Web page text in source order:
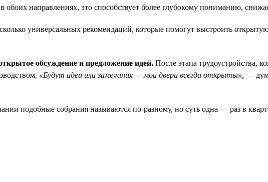
направлениях, это способствует более глубокому пониманию,
универсальных рекомендаций, которые помогут выстроить
обсуждение и предложение идей. После этапа трудоустройства,
«Будут идеи или замечания — мои двери всегда открыты», —
подобные собрания называются по-разному, но суть одна — раз в